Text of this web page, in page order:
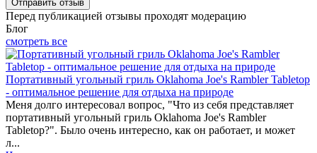
Перед публикацией отзывы проходят модерацию
Блог
смотреть все
Портативный угольный гриль Oklahoma Joe's Rambler Tabletop
- оптимальное решение для отдыха на природе
Меня долго интересовал вопрос, "Что из себя представляет
портативный угольный гриль Oklahoma Joe's Rambler
Tabletop?". Было очень интересно, как он работает, и может
л...